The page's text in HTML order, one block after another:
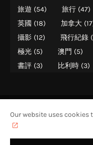
旅遊 (54) 旅行 (47)
英國 (18) 加拿大
攝影 (12) 飛行紀錄
極光 (5) 澳門 (5)
書評 (3) 比利時 (3)
美國國家公園遊記美國
Our website uses cookies